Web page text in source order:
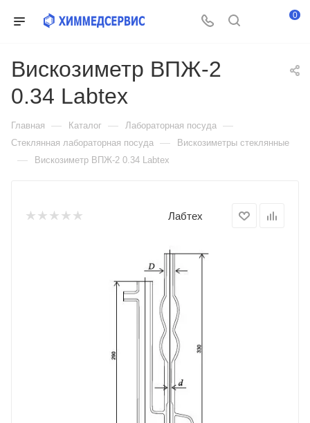
0
Вискозиметр ВПЖ-2
0.34 Labtex
Главная — Каталог — Лабораторная посуда —
Стеклянная лабораторная посуда — Вискозиметры стеклянные
— Вискозиметр ВПЖ-2 0.34 Labtex
Лабтех